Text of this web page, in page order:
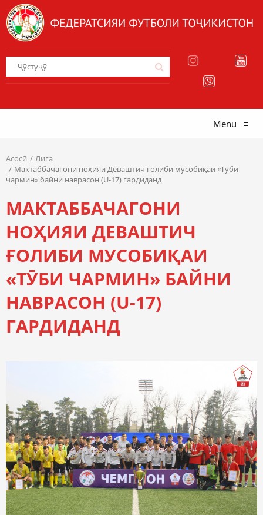
Menu ≡
Асосӣ
Лига
Мактаббачагони ноҳияи Деваштич ғолиби мусобиқаи «Тӯби
чармин» байни наврасон (U-17) гардиданд
МАКТАББАЧАГОНИ
НОҲИЯИ ДЕВАШТИЧ
ҒОЛИБИ МУСОБИҚАИ
«ТӮБИ ЧАРМИН» БАЙНИ
НАВРАСОН (U-17)
ГАРДИДАНД